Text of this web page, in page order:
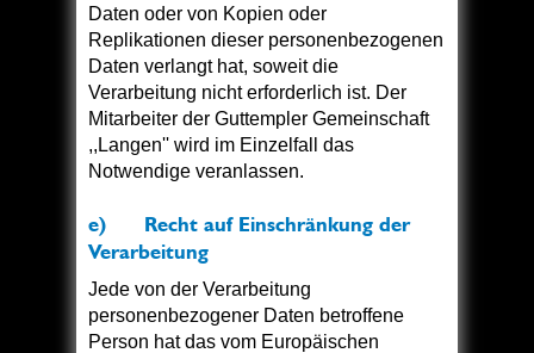
Daten oder von Kopien oder
Replikationen dieser personenbezogenen
Daten verlangt hat, soweit die
Verarbeitung nicht erforderlich ist. Der
Mitarbeiter der Guttempler Gemeinschaft
,,Langen'' wird im Einzelfall das
Notwendige veranlassen.
e) Recht auf Einschränkung der
Verarbeitung
Jede von der Verarbeitung
personenbezogener Daten betroffene
Person hat das vom Europäischen